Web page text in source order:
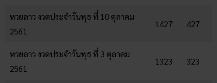
หวยลาว งวดประจำวันพุธ ที่ 10 ตุลาคม
2561
1427 427
หวยลาว งวดประจำวันพุธ ที่ 3 ตุลาคม
2561
1323 323